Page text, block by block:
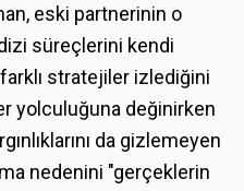
eski partnerinin o
süreçlerini kendi
stratejiler izlediğini
yolculuğuna değinirken
da gizlemeyen
nedenini "gerçeklerin